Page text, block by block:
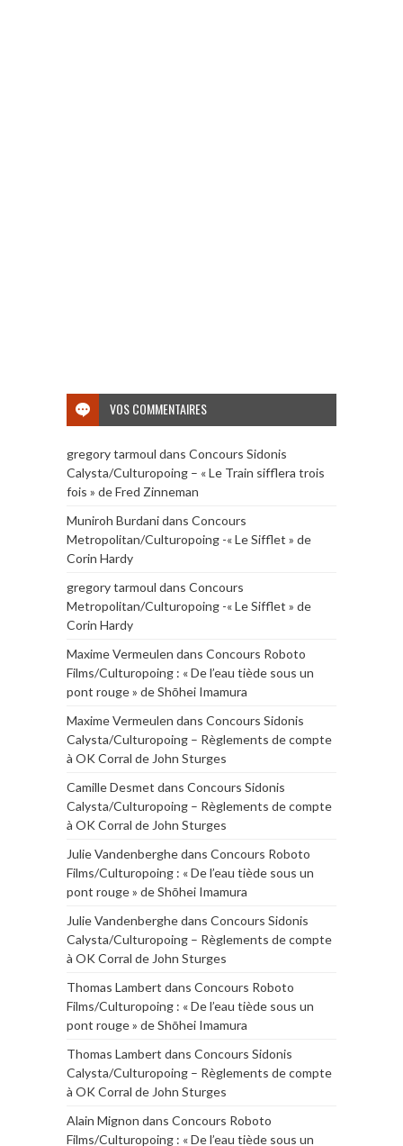
VOS COMMENTAIRES
gregory tarmoul dans Concours Sidonis
Calysta/Culturopoing – « Le Train sifflera trois
fois » de Fred Zinneman
Muniroh Burdanidans Concours
Metropolitan/Culturopoing -« Le Sifflet » de
Corin Hardy
gregory tarmoul dans Concours
Metropolitan/Culturopoing -« Le Sifflet » de
Corin Hardy
Maxime Vermeulen dans Concours Roboto
Films/Culturopoing : « De l’eau tiède sous un
pont rouge » de Shōhei Imamura
Maxime Vermeulen dans Concours Sidonis
Calysta/Culturopoing – Règlements de compte
à OK Corral de John Sturges
Camille Desmet dans Concours Sidonis
Calysta/Culturopoing – Règlements de compte
à OK Corral de John Sturges
Julie Vandenberghedans Concours Roboto
Films/Culturopoing : « De l’eau tiède sous un
pont rouge » de Shōhei Imamura
Julie Vandenberghedans Concours Sidonis
Calysta/Culturopoing – Règlements de compte
à OK Corral de John Sturges
Thomas Lambert dans Concours Roboto
Films/Culturopoing : « De l’eau tiède sous un
pont rouge » de Shōhei Imamura
Thomas Lambert dans Concours Sidonis
Calysta/Culturopoing – Règlements de compte
à OK Corral de John Sturges
Alain Mignon dans Concours Roboto
Films/Culturopoing : « De l’eau tiède sous un